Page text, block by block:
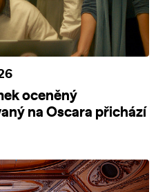
oceněný
na Oscara přichází